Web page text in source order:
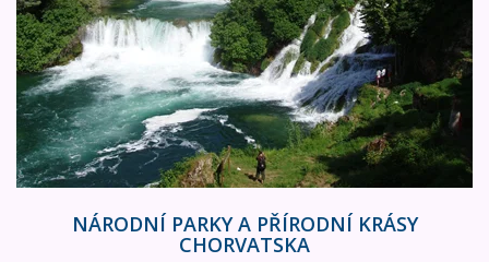
NÁRODNÍ PARKY A PŘÍRODNÍ KRÁSY
CHORVATSKA